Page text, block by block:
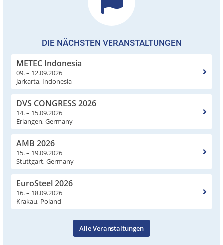
DIE NÄCHSTEN VERANSTALTUNGEN
METEC Indonesia
09. – 12.09.2026
Jarkarta, Indonesia
DVS CONGRESS 2026
14. – 15.09.2026
Erlangen, Germany
AMB 2026
15. – 19.09.2026
Stuttgart, Germany
EuroSteel 2026
16. – 18.09.2026
Krakau, Poland
Alle Veranstaltungen